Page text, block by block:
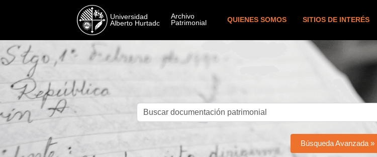
QUIENES SOMOS SITIOS DE INTERÉS
Búsqueda Avanzada »